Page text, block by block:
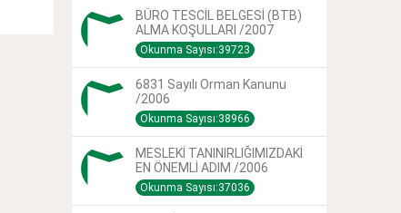
BÜRO TESCİL BELGESİ (BTB)
ALMA KOŞULLARI /2007
Okunma Sayısı:39723
6831 Sayılı Orman Kanunu
/2006
Okunma Sayısı:38966
MESLEKİ TANINIRLIĞIMIZDAKİ
EN ÖNEMLİ ADIM /2006
Okunma Sayısı:37036